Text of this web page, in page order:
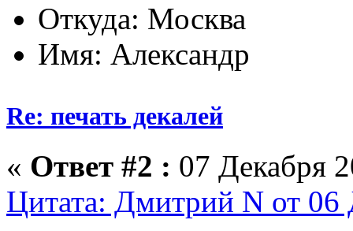
Откуда: Москва
Имя: Александр
Re: печать декалей
« Ответ #2 : 07 Декабря
Цитата: Дмитрий N от 06